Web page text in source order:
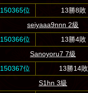
150365位
13勝8敗
seiyaaa9nnn 2級
150366位
13勝4敗
Sanoyoru7 7級
150367位
13勝14敗
S1hn 3級